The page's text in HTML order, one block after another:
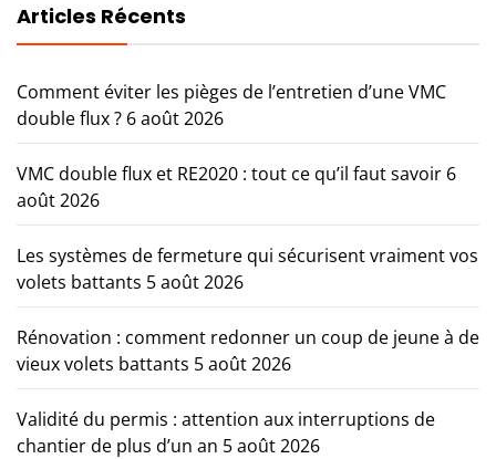
Articles Récents
Comment éviter les pièges de l’entretien d’une VMC
double flux ? 6 août 2026
VMC double flux et RE2020 : tout ce qu’il faut savoir 6
août 2026
Les systèmes de fermeture qui sécurisent vraiment vos
volets battants 5 août 2026
Rénovation : comment redonner un coup de jeune à de
vieux volets battants 5 août 2026
Validité du permis : attention aux interruptions de
chantier de plus d’un an 5 août 2026